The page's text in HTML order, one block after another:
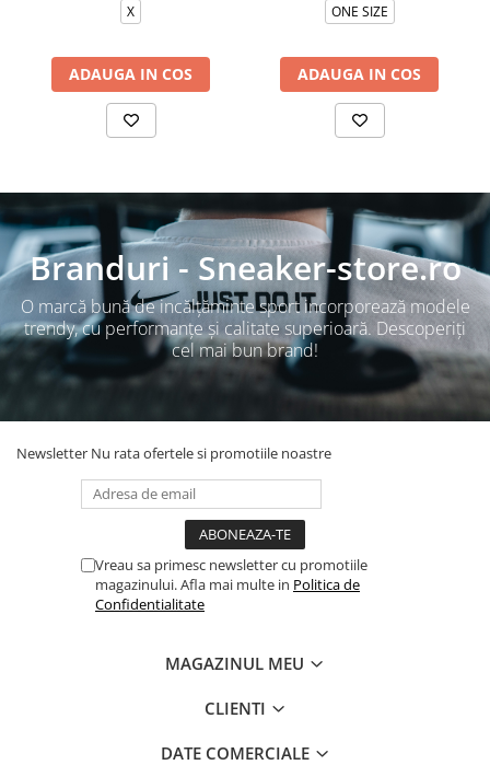
X
ADAUGA IN COS
ONE SIZE
ADAUGA IN COS
Branduri - Sneaker-store.ro
O marcă bună de incălțăminte sport incorporează modele
trendy, cu performanțe şi calitate superioară. Descoperiți
cel mai bun brand!
Newsletter Nu rata ofertele si promotiile noastre
Vreau sa primesc newsletter cu promotiile
magazinului. Afla mai multe in Politica de
Confidentialitate
MAGAZINUL MEU
CLIENTI
DATE COMERCIALE